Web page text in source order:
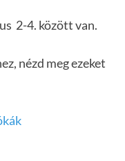
2-4. között van.
nézd meg ezeket